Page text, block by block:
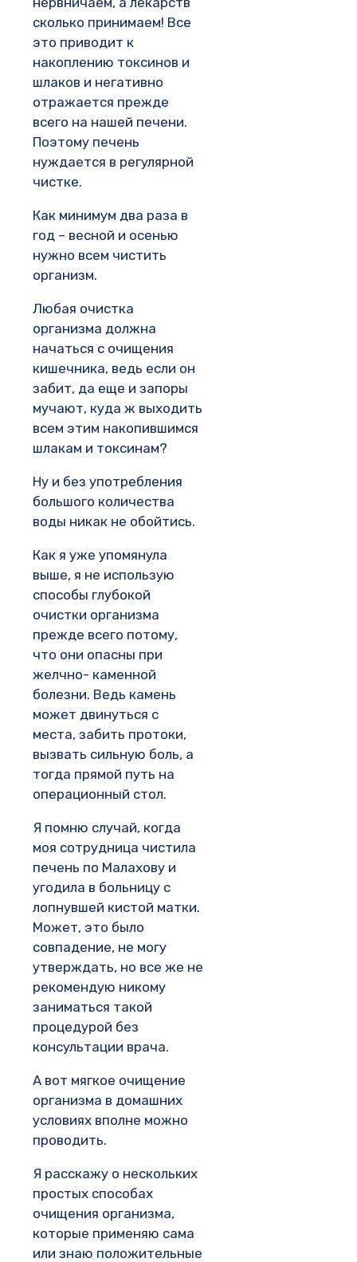
сколько принимаем! Все
это приводит к
накоплению токсинов и
шлаков и негативно
отражается прежде
всего на нашей печени.
Поэтому печень
нуждается в регулярной
чистке.
Как минимум два раза в
год – весной и осенью
нужно всем чистить
организм.
Любая очистка
организма должна
начаться с очищения
кишечника, ведь если он
забит, да еще и запоры
мучают, куда ж выходить
всем этим накопившимся
шлакам и токсинам?
Ну и без употребления
большого количества
воды никак не обойтись.
Как я уже упомянула
выше, я не использую
способы глубокой
очистки организма
прежде всего потому,
что они опасны при
желчно- каменной
болезни. Ведь камень
может двинуться с
места, забить протоки,
вызвать сильную боль, а
тогда прямой путь на
операционный стол.
Я помню случай, когда
моя сотрудница чистила
печень по Малахову и
угодила в больницу с
лопнувшей кистой матки.
Может, это было
совпадение, не могу
утверждать, но все же не
рекомендую никому
заниматься такой
процедурой без
консультации врача.
А вот мягкое очищение
организма в домашних
условиях вполне можно
проводить.
Я расскажу о нескольких
простых способах
очищения организма,
которые применяю сама
или знаю положительные